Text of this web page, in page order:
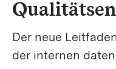
Der neue
der internen